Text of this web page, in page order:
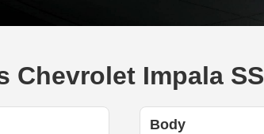
Chevrolet Impala SS
Body